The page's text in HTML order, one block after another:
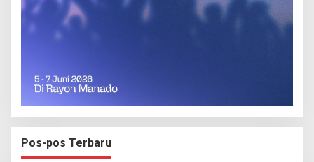
Pos-pos Terbaru